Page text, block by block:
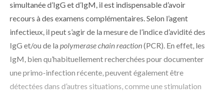
simultanée d’IgG et d’IgM, il est indispensable d’avoir
recours à des examens complémentaires. Selon l’agent
infectieux, il peut s’agir de la mesure de l’indice d’avidité des
IgG et/ou de la polymerase chain reaction(PCR). En effet, les
IgM, bien qu’habituellement recherchées pour documenter
une primo-infection récente, peuvent également être
détectées dans d’autres situations, comme une stimulation